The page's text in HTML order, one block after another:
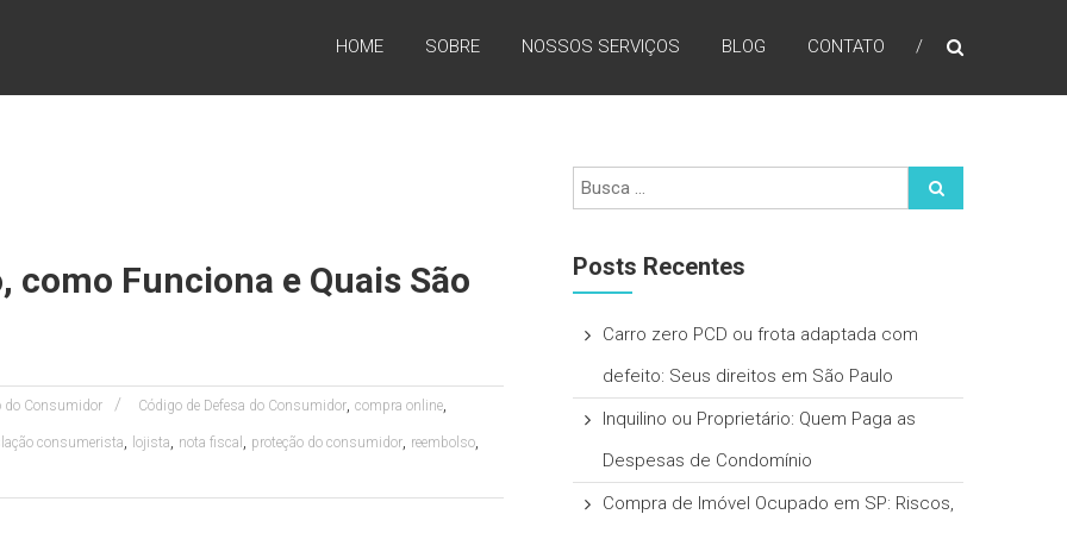
HOME SOBRE NOSSOS SERVIÇOS BLOG CONTATO
Funciona e Quais São
do Consumidor Código de Defesa do Consumidor, compra online,
consumerista, lojista, nota fiscal , proteção do consumidor, reembolso,
Posts Recentes
Carro zero PCD ou frota adaptada com
defeito: Seus direitos em São Paulo
Inquilino ou Proprietário: Quem Paga as
Despesas de Condomínio
Compra de Imóvel Ocupado em SP: Riscos,